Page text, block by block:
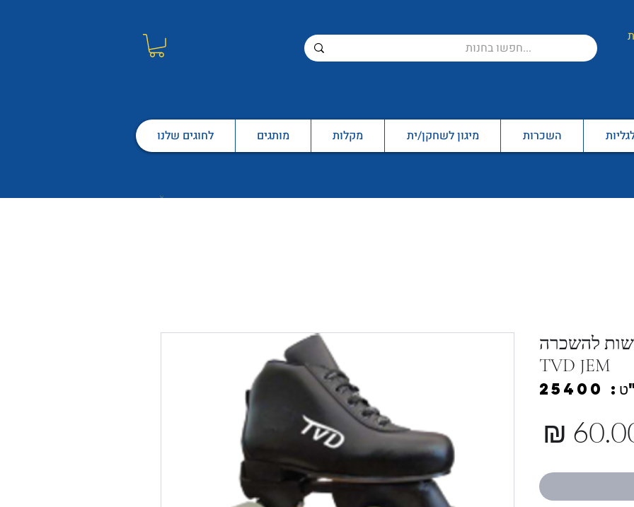
השכרות מיגון לשחקן/ית מקלות מותגים לחוגים שלנו
להשכרה
TVD JEM